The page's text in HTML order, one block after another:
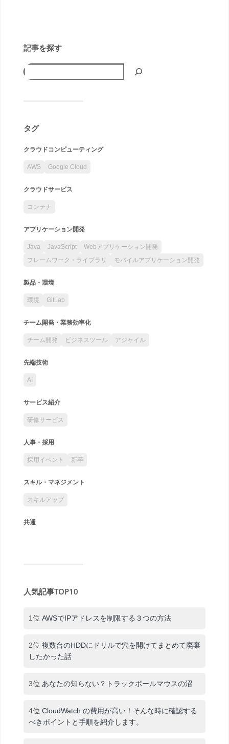
記事を探す
タグ
クラウドコンピューティング
AWS Google Cloud
クラウドサービス
コンテナ
アプリケーション開発
Java JavaScript
Webアプリケーション開発
フレームワーク・ライブラリ
モバイルアプリケーション開発
製品・環境
環境 GitLab
チーム開発・業務効率化
チーム開発 ビジネスツール アジャイル
先端技術
AI
サービス紹介
研修サービス
人事・採用
採用イベント 新卒
スキル・マネジメント
スキルアップ
共通
人気記事TOP10
1位 AWSでIPアドレスを制限する３つの方法
2位 複数台のHDDにドリルで穴を開けてまとめて廃棄
したかった話
3位 あなたの知らない？トラックボールマウスの沼
4位 CloudWatch の費用が高い！そんな時に確認する
べきポイントと手順を紹介します。